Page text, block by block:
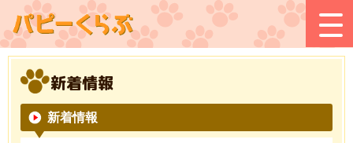
新着情報
新着情報